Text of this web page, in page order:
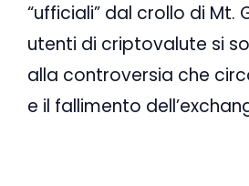
“ufficiali” dal crollo di Mt.
utenti di criptovalute si
alla controversia che
e il fallimento